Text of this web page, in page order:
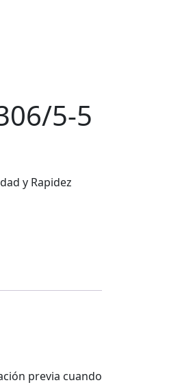
5-5
y Rapidez
previa cuando